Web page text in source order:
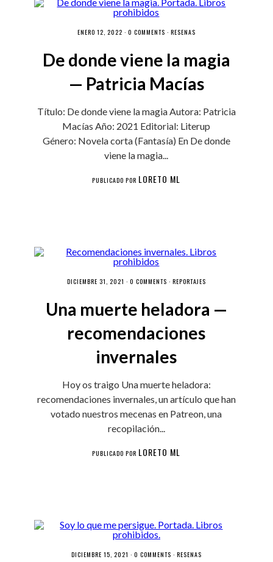
ENERO 12, 2022 · 0 COMMENTS · RESEÑAS
De donde viene la magia
— Patricia Macías
Título: De donde viene la magia Autora: Patricia
Macías Año: 2021 Editorial: Literup
Género: Novela corta (Fantasía) En De donde
viene la magia...
PUBLICADO POR LORETO ML
DICIEMBRE 31, 2021 · 0 COMMENTS · REPORTAJES
Una muerte heladora —
recomendaciones
invernales
Hoy os traigo Una muerte heladora:
recomendaciones invernales, un artículo que han
votado nuestros mecenas en Patreon, una
recopilación...
PUBLICADO POR LORETO ML
DICIEMBRE 15, 2021 · 0 COMMENTS · RESEÑAS